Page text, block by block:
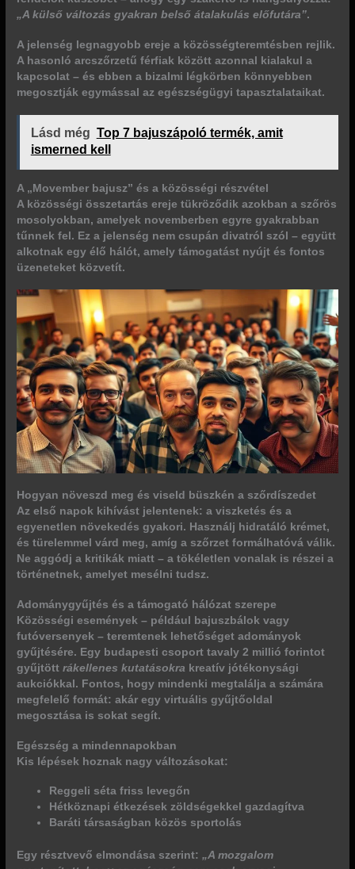
„A külső változás gyakran belső átalakulás előfutára”.
A jelenség legnagyobb ereje a közösségteremtésben rejlik.
A hasonló arcszőrzetű férfiak között azonnal kialakul a
kapcsolat – és ebben a bizalmi légkörben könnyebben
megosztják egymással az egészségügyi tapasztalataikat.
Lásd még Top 7 bajuszápoló termék, amit
ismerned kell
A „Movember bajusz” és a közösségi részvétel
A közösségi összetartás ereje tükröződik azokban a szőrös
mosolyokban, amelyek novemberben egyre gyakrabban
tűnnek fel. Ez a jelenség nem csupán divatról szól – együtt
alkotnak egy élő hálót, amely támogatást nyújt és fontos
üzeneteket közvetít.
Hogyan növeszd meg és viseld büszkén a szőrdíszedet
Az első napok kihívást jelentenek: a viszketés és a
egyenetlen növekedés gyakori. Használj hidratáló krémet,
és türelemmel várd meg, amíg a szőrzet formálhatóvá válik.
Ne aggódj a kritikák miatt – a tökéletlen vonalak is részei a
történetnek, amelyet mesélni tudsz.
Adománygyűjtés és a támogató hálózat szerepe
Közösségi események – például bajuszbálok vagy
futóversenyek – teremtenek lehetőséget adományok
gyűjtésére. Egy budapesti csoport tavaly 2 millió forintot
gyűjtöttrákellenes kutatásokra kreatív jótékonysági
aukciókkal. Fontos, hogy mindenki megtalálja a számára
megfelelő formát: akár egy virtuális gyűjtőoldal
megosztása is sokat segít.
Egészség a mindennapokban
Kis lépések hoznak nagy változásokat:
Reggeli séta friss levegőn
Hétköznapi étkezések zöldségekkel gazdagítva
Baráti társaságban közös sportolás
Egy résztvevő elmondása szerint:„A mozgalom